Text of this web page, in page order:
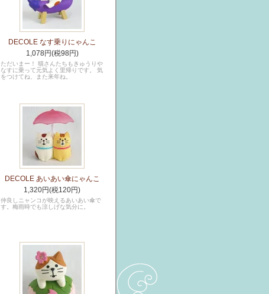
DECOLE なす乗りにゃんこ
1,078円(税98円)
ただいまー！ 猫さんたちもきゅうりや
なすに乗って元気よく里帰りです。 気
をつけてね、また来年ね。
DECOLE あいあい傘にゃんこ
1,320円(税120円)
仲良しニャンコが映えるあいあい傘で
す。梅雨時でも涼しげな気分に。